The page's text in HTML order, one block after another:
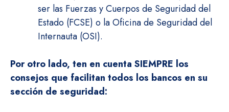
ser las Fuerzas y Cuerpos de Seguridad del
Estado (FCSE) o la Oficina de Seguridad del
Internauta (OSI).
Por otro lado, ten en cuenta SIEMPRE los
consejos que facilitan todos los bancos en su
sección de seguridad: